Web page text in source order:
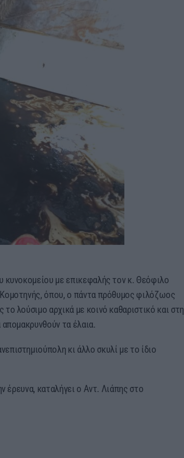
κυνοκομείου με επικεφαλής τον κ. Θεόφιλο
όπου, ο πάντα πρόθυμος φιλόζωος
λούσιμο αρχικά με κοινό καθαριστικό και στη
τα έλαια.
κι άλλο σκυλί με το ίδιο
έρευνα, καταλήγει ο Αντ. Λιάπης στο